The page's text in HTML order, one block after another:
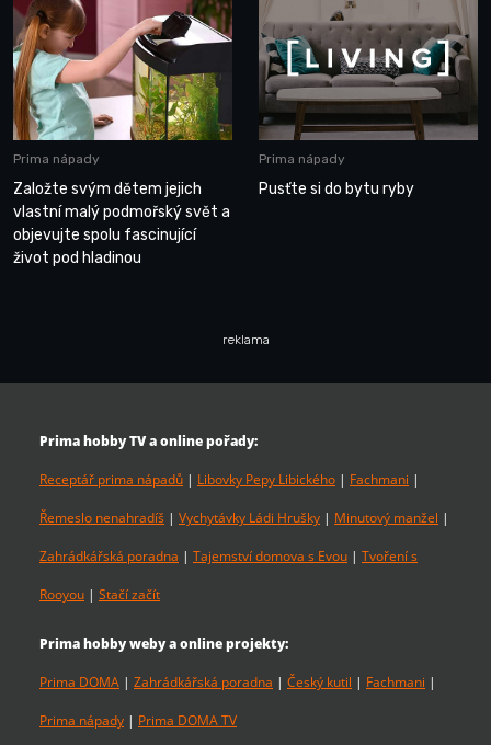
Prima nápady
Založte svým dětem jejich
vlastní malý podmořský svět a
objevujte spolu fascinující
život pod hladinou
Prima nápady
Pusťte si do bytu ryby
reklama
Prima hobby TV a online pořady:
Receptář prima nápadů | Libovky Pepy Libického | Fachmani |
Řemeslo nenahradíš | Vychytávky Ládi Hrušky | Minutový manžel |
Zahrádkářská poradna | Tajemství domova s Evou | Tvoření s
Rooyou | Stačí začít
Prima hobby weby a online projekty:
Prima DOMA | Zahrádkářská poradna | Český kutil | Fachmani |
Prima nápady | Prima DOMA TV